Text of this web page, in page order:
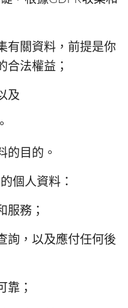
有關資料，前提是你
合法權益；
及
的目的。
個人資料：
服務；
詢，以及應付任何後
靠；